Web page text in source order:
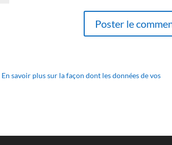
En savoir plus sur la façon dont les données de vos